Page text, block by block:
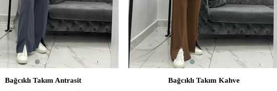
SEPETE EKLE
Bağcıklı Takım Antrasit
SEPETE EKLE
Bağcıklı Takım Kahve